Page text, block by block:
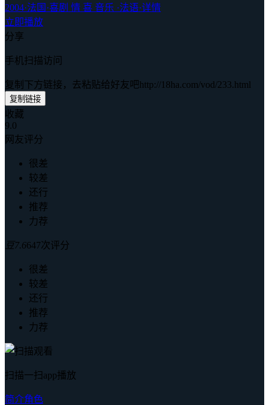
2004·法国 ·喜剧 情 喜 音乐 ·法语·详情
立即播放
分享
手机扫描访问
复制下方链接，去粘贴给好友吧http://18ha.com/vod/233.html
复制链接
收藏
9.0
网友评分
很差
较差
还行
推荐
力荐
豆7.6647次评分
很差
较差
还行
推荐
力荐
扫描一扫app播放
简介角色